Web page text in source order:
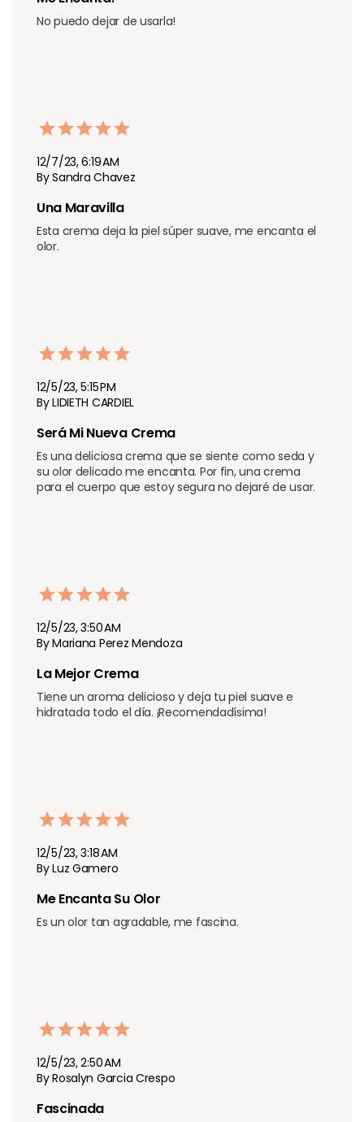
No puedo dejar de usarla!
12/7/23, 6:19 AM
By Sandra Chavez
Una Maravilla
Esta crema deja la piel súper suave, me encanta el
olor.
12/5/23, 5:15 PM
By LIDIETH CARDIEL
Será Mi Nueva Crema
Es una deliciosa crema que se siente como seda y
su olor delicado me encanta. Por fin, una crema
para el cuerpo que estoy segura no dejaré de usar.
12/5/23, 3:50 AM
By Mariana Perez Mendoza
La Mejor Crema
Tiene un aroma delicioso y deja tu piel suave e
hidratada todo el día. ¡Recomendadísima!
12/5/23, 3:18 AM
By Luz Gamero
Me Encanta Su Olor
Es un olor tan agradable, me fascina.
12/5/23, 2:50 AM
By Rosalyn Garcia Crespo
Fascinada